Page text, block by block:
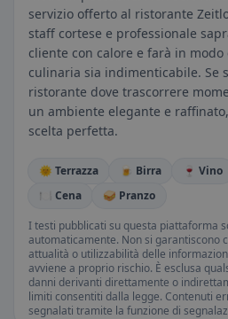
servizio offerto al ristorante
staff cortese e professionale
cliente con calore e farà in
culinaria sia indimenticabile. Se
ristorante dove trascorrere
un ambiente elegante e
scelta perfetta.
🌞 Terrazza 🍺 Birra 🍷 Vino
🍽️ Cena
🥪 Pranzo
I testi pubblicati su questa piattaforma
automaticamente. Non si garantiscono
attualità o utilizzabilità delle
avviene a proprio rischio. È esclusa
danni derivanti direttamente o
limiti consentiti dalla legge. Contenuti
segnalati tramite la funzione di